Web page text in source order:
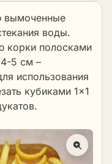
вымоченные
воды.
корки полосками
5 см –
использования
кубиками 1×1